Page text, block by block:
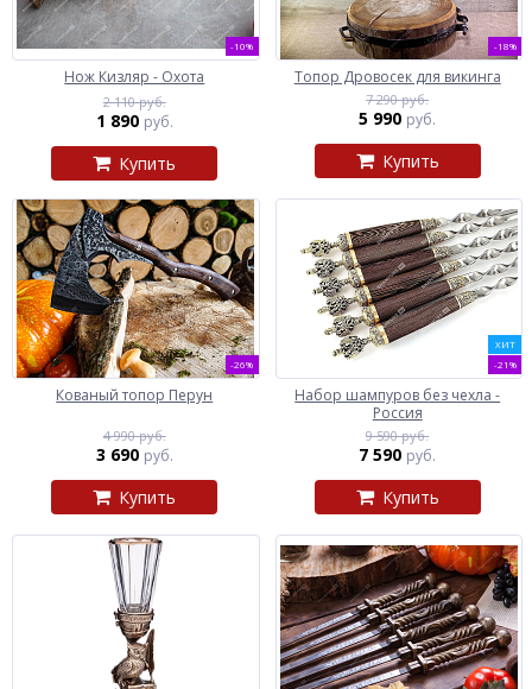
-10%
Нож Кизляр - Охота
2 110 руб.
1 890 руб.
Купить
-18%
Топор Дровосек для викинга
7 290 руб.
5 990 руб.
Купить
-26%
Кованый топор Перун
4 990 руб.
3 690 руб.
Купить
ХИТ
-21%
Набор шампуров без чехла -
Россия
9 590 руб.
7 590 руб.
Купить